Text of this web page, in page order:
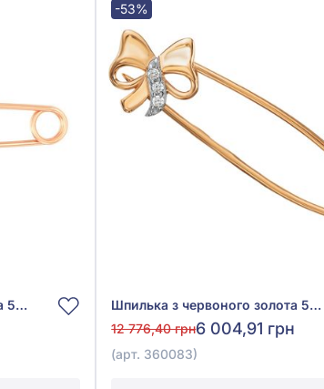
Шпилька з червоного золота 585°, арт. 360012
-53%
Шпилька з червоного золота 585° з фіанітом/куб.цирконієм, арт. 360083
12 776,40 грн6 004,91 грн
(арт. 360083)